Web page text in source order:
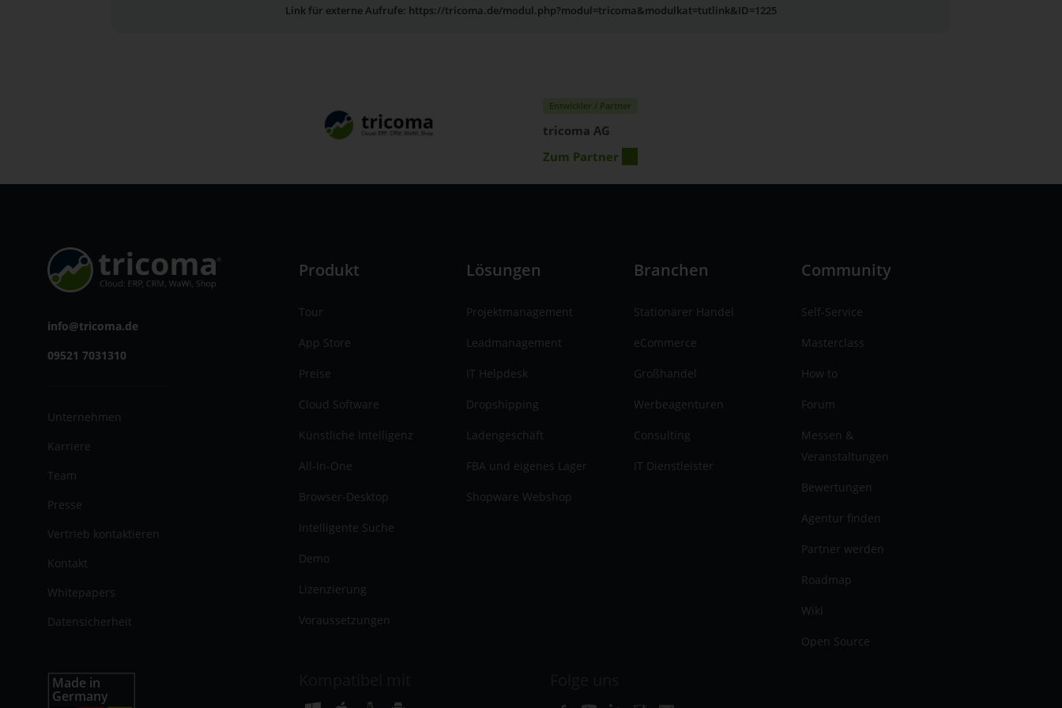
Link für externe Aufrufe: https://tricoma.de/modul.php?modul=tricoma&modulkat=tutlink&ID=1225
Entwickler / Partner
tricoma AG
Zum Partner
info@tricoma.de
09521 7031310
Unternehmen
Karriere
Team
Presse
Vertrieb kontaktieren
Kontakt
Whitepapers
Datensicherheit
Produkt
Tour
App Store
Preise
Cloud Software
Künstliche Intelligenz
All-In-One
Browser-Desktop
Intelligente Suche
Demo
Lizenzierung
Voraussetzungen
Lösungen
Projektmanagement
Leadmanagement
IT Helpdesk
Dropshipping
Ladengeschäft
FBA und eigenes Lager
Shopware Webshop
Branchen
Stationärer Handel
eCommerce
Großhandel
Werbeagenturen
Consulting
IT Dienstleister
Community
Self-Service
Masterclass
How to
Forum
Messen &
Veranstaltungen
Bewertungen
Agentur finden
Partner werden
Roadmap
Wiki
Open Source